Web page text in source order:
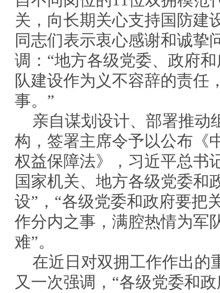
关，向长期关心支持国防建
同志们表示衷心感谢和诚挚
调：“地方各级党委、政府
队建设作为义不容辞的责任
事。”
亲自谋划设计、部署推动
构，签署主席令予以公布《
权益保障法》，习近平总书
国家机关、地方各级党委和
设”，“各级党委和政府要把
作分内之事，满腔热情为军
难”。
在近日对双拥工作作出的
又一次强调，“各级党委和